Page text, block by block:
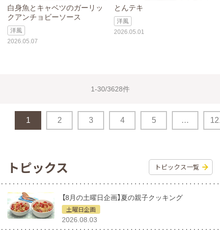
白身魚とキャベツのガーリッ
クアンチョビーソース
洋風
2026.05.07
とんテキ
洋風
2026.05.01
1-30/3628件
1 2 3 4 5 …
トピックス トピックス一覧
【8月の土曜日企画】夏の親子クッキング
土曜日企画
2026.08.03